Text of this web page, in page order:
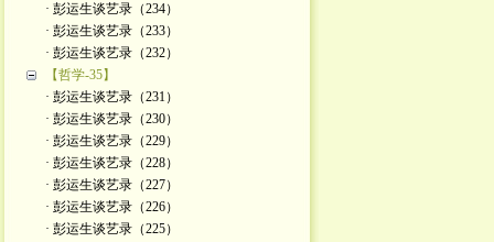
· 彭运生谈艺录（234）
· 彭运生谈艺录（233）
· 彭运生谈艺录（232）
【哲学-35】
· 彭运生谈艺录（231）
· 彭运生谈艺录（230）
· 彭运生谈艺录（229）
· 彭运生谈艺录（228）
· 彭运生谈艺录（227）
· 彭运生谈艺录（226）
· 彭运生谈艺录（225）